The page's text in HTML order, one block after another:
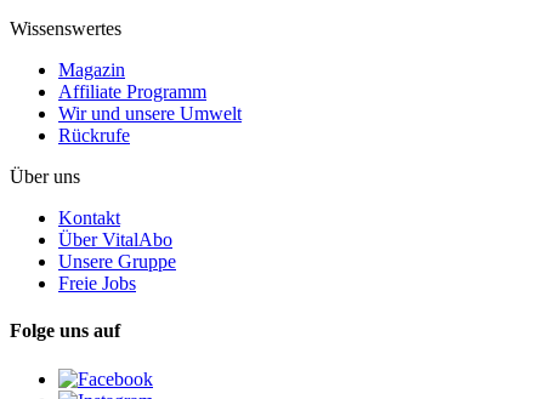
Wissenswertes
Magazin
Affiliate Programm
Wir und unsere Umwelt
Rückrufe
Über uns
Kontakt
Über VitalAbo
Unsere Gruppe
Freie Jobs
Folge uns auf